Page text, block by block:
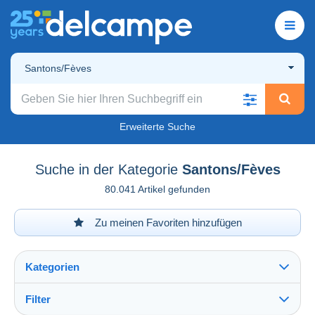
Santons/Fèves
Erweiterte Suche
Suche in der Kategorie Santons/Fèves
80.041 Artikel gefunden
Zu meinen Favoriten hinzufügen
Kategorien
Filter